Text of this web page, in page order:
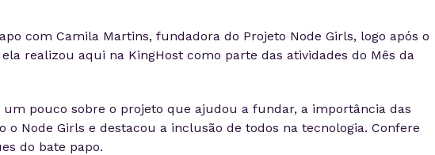
com Camila Martins, fundadora do Projeto Node Girls, logo após o
realizou aqui na KingHost como parte das atividades do Mês da
um pouco sobre o projeto que ajudou a fundar, a importância das
o Node Girls e destacou a inclusão de todos na tecnologia. Confere
do bate papo.